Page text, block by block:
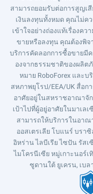
สามารถยอมรับต่อการสูญเ
เงินลงทุนทั้งหมด คุณไม่ค
เข้าใจอย่างถ่องแท้เรื่องคว
ขายหรือลงทุน คุณต้องพิ
บริการคัดลอกการซื้อขายมี
องจากธรรมชาติของผลิต
หมาย RoboForex และ
สหภาพยุโรป/EEA/UK สื่อ
อาศัยอยู่ในสหราชอาณาจั
เป้าไปที่ผู้อยู่อาศัยในมาเล
สามารถให้บริการในอา
ออสเตรเลีย โบแนร์ บรา
อิหร่าน ไลบีเรีย ไซปัน รัส
ไมโครนีเซีย หมู่เกาะนอร์
ซูดานใต้ ยูเครน, เบ